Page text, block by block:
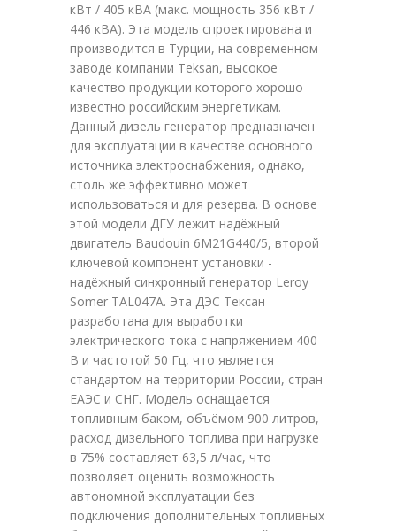
кВт / 405 кВА (макс. мощность 356 кВт /
446 кВА). Эта модель спроектирована и
производится в Турции, на современном
заводе компании Teksan, высокое
качество продукции которого хорошо
известно российским энергетикам.
Данный дизель генератор предназначен
для эксплуатации в качестве основного
источника электроснабжения, однако,
столь же эффективно может
использоваться и для резерва. В основе
этой модели ДГУ лежит надёжный
двигатель Baudouin 6M21G440/5, второй
ключевой компонент установки -
надёжный синхронный генератор Leroy
Somer TAL047A. Эта ДЭС Тексан
разработана для выработки
электрического тока с напряжением 400
В и частотой 50 Гц, что является
стандартом на территории России, стран
ЕАЭС и СНГ. Модель оснащается
топливным баком, объёмом 900 литров,
расход дизельного топлива при нагрузке
в 75% составляет 63,5 л/час, что
позволяет оценить возможность
автономной эксплуатации без
подключения дополнительных топливных